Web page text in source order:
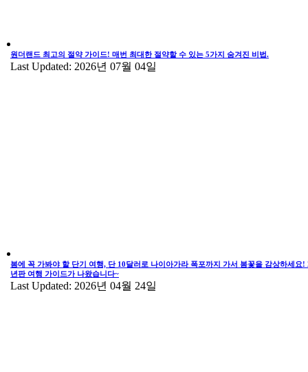
원더랜드 최고의 절약 가이드! 매번 최대한 절약할 수 있는 5가지 숨겨진 비법.
Last Updated: 2026년 07월 04일
봄에 꼭 가봐야 할 단기 여행, 단 10달러로 나이아가라 폭포까지 가서 봄꽃을 감상하세요!
년판 여행 가이드가 나왔습니다~
Last Updated: 2026년 04월 24일